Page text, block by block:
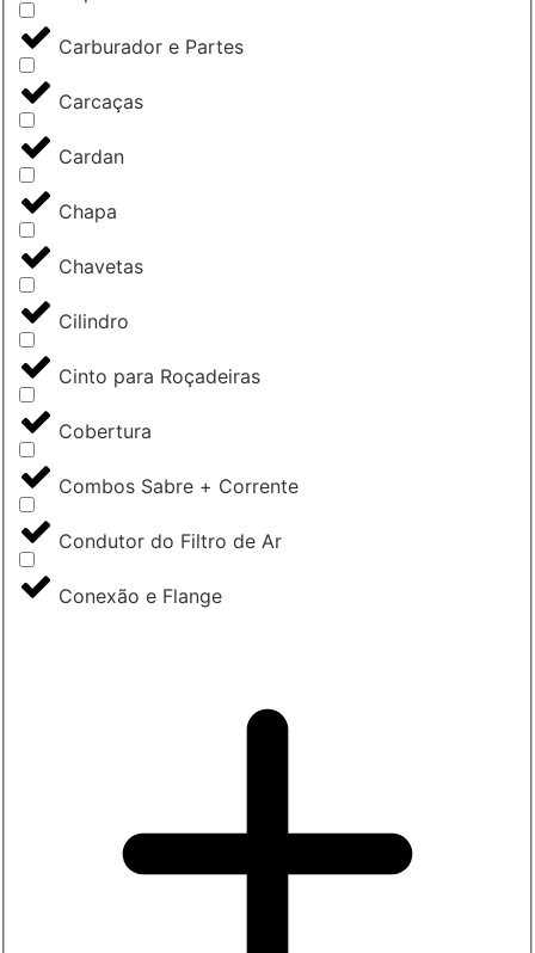
Carburador e Partes
Carcaças
Cardan
Chapa
Chavetas
Cilindro
Cinto para Roçadeiras
Cobertura
Combos Sabre + Corrente
Condutor do Filtro de Ar
Conexão e Flange